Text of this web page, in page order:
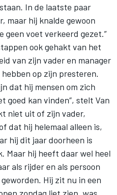
In de laatste paar
maar hij knalde gewoon
geen voet verkeerd gezet.”
ook gehakt van het
van zijn vader en manager
op zijn presteren.
dat hij mensen om zich
goed kan vinden”, stelt Van
niet uit of zijn vader,
dat hij helemaal alleen is,
hij dit jaar doorheen is
Maar hij heeft daar wel heel
als rijder en als persoon
Hij zit nu in een